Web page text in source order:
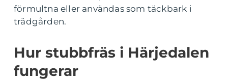
förmultna eller användas som täckbark i
trädgården.
Hur stubbfräs i Härjedalen
fungerar